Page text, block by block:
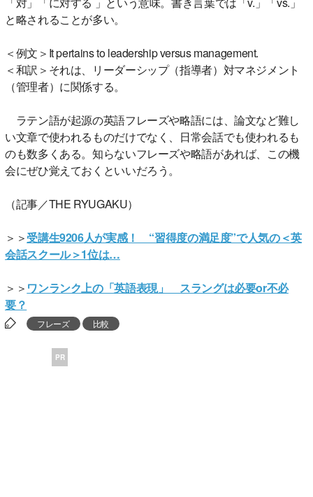
と略されることが多い。
＜例文＞It pertains to leadership versus management.
＜和訳＞それは、リーダーシップ（指導者）対マネジメント
（管理者）に関係する。
ラテン語が起源の英語フレーズや略語には、論文など難し
い文章で使われるものだけでなく、日常会話でも使われるも
のも数多くある。知らないフレーズや略語があれば、この機
会にぜひ覚えておくといいだろう。
（記事／THE RYUGAKU）
＞＞受講生9206人が実感！ “習得度の満足度”で人気の＜英
会話スクール＞1位は…
＞＞ ワンランク上の「英語表現」 スラングは必要or不必
要？
フレーズ 比較
PR